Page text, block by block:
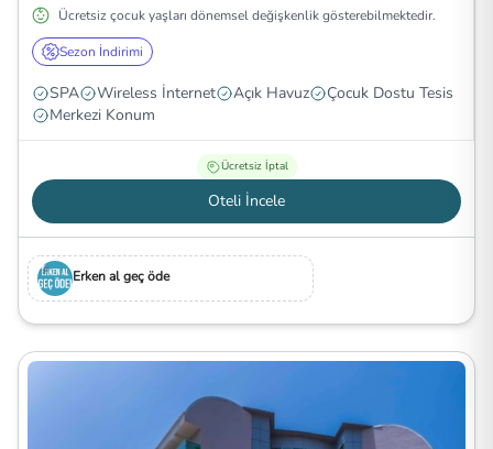
Ücretsiz çocuk yaşları dönemsel değişkenlik gösterebilmektedir.
Sezon İndirimi
SPA Wireless İnternet Açık Havuz
Çocuk Dostu Tesis
Merkezi Konum
Ücretsiz İptal
Oteli İncele
Erken al geç öde